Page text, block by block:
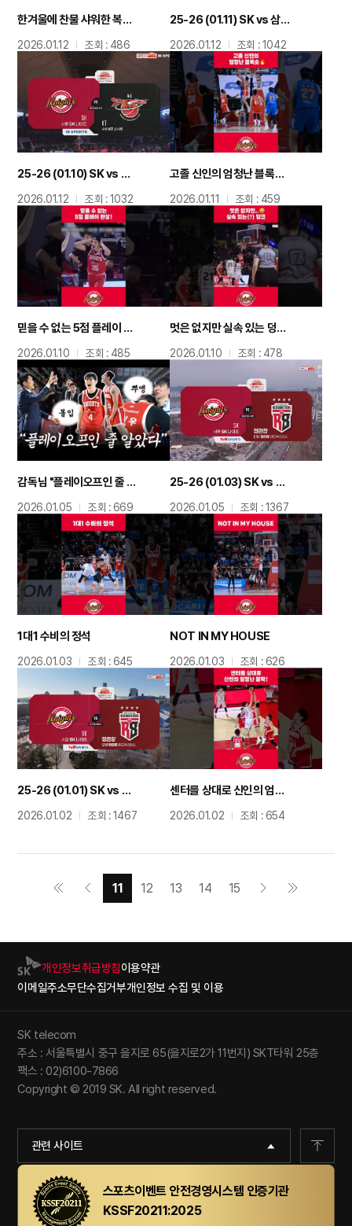
한겨울에 찬물 샤워한 복덩이 아쿼???? / vs KT 비하인드
2026.01.12 조회 : 486
25-26 (01.11) SK vs 삼성 정규리그 하이라이트
2026.01.12 조회 : 1042
25-26 (01.10) SK vs 수원KT 정규리그 하이라이트
2026.01.12 조회 : 1032
고졸 신인의 엄청난 블록슛??
2026.01.11 조회 : 459
믿을 수 없는 5점 플레이 완성!
2026.01.10 조회 : 485
멋은 없지만 실속 있는 덩크??
2026.01.10 조회 : 478
감독님 "플레이오프인 줄 알았다"?? / vs 정관장 비하인드
2026.01.05 조회 : 669
25-26 (01.03) SK vs 정관장 정규리그 하이라이트
2026.01.05 조회 : 1367
1대1 수비의 정석
2026.01.03 조회 : 645
NOT IN MY HOUSE
2026.01.03 조회 : 626
25-26 (01.01) SK vs 정관장 정규리그 하이라이트
2026.01.02 조회 : 1467
센터를 상대로 신인의 엄청난 블락!
2026.01.02 조회 : 654
11 12 13 14 15
개인정보취급방침이용약관
이메일주소무단수집거부개인정보 수집 및 이용
관련 사이트
SK telecom
주소 : 서울특별시 중구 을지로 65(을지로2가 11번지) SKT타워 25층
팩스 : 02)6100-7866
Copyright © 2019 SK. All right reserved.
스포츠이벤트 안전경영시스템 인증기관
KSSF20211:2025